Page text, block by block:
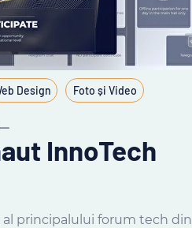
principalului forum tech din
InnoTech
Design Foto și Video